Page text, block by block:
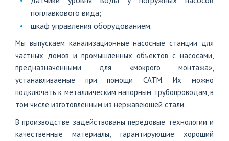
поплавкового вида;
шкаф управления оборудованием.
Мы выпускаем канализационные насосные станции для
частных домов и промышленных объектов с насосами,
предназначенными для «мокрого монтажа»,
устанавливаемые при помощи САТМ. Их можно
подключать к металлическим напорным трубопроводам, в
том числе изготовленным из нержавеющей стали.
В производстве задействованы передовые технологии и
качественные материалы, гарантирующие хороший